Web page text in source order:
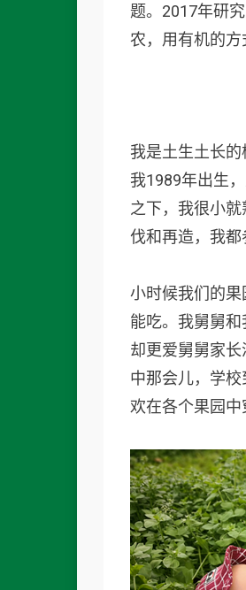
题。2017年研
农，用有机的方
我是土生土长
我1989年出生
之下，我很小
伐和再造，我都
小时候我们的
能吃。我舅舅
却更爱舅舅家
中那会儿，学
欢在各个果园中